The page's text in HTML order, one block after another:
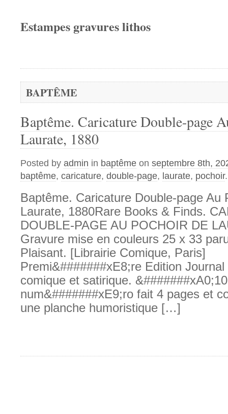
Estampes gravures lithos
BAPTÊME
Baptême. Caricature Double-page
Laurate, 1880
Posted by admin in baptême on septembre 8th,
baptême, caricature, double-page, laurate, pochoir.
Baptême. Caricature Double-page Au
Laurate, 1880Rare Books & Finds.
DOUBLE-PAGE AU POCHOIR DE
Gravure mise en couleurs 25 x 33
Plaisant. [Librairie Comique, Paris]
Premi&#######xE8;re Edition
comique et satirique.
num&#######xE9;ro fait 4 pages et
une planche humoristique […]